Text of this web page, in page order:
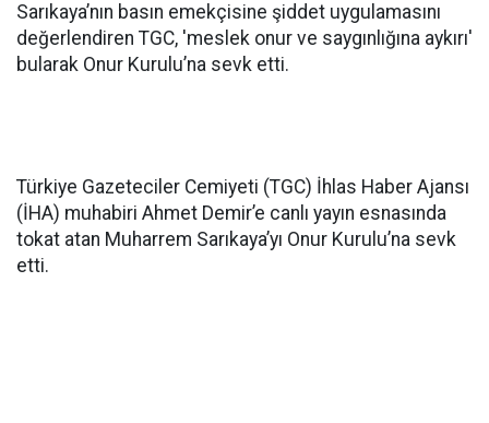
Sarıkaya’nın basın emekçisine şiddet uygulamasını
değerlendiren TGC, 'meslek onur ve saygınlığına aykırı'
bularak Onur Kurulu’na sevk etti.
Türkiye Gazeteciler Cemiyeti (TGC) İhlas Haber Ajansı
(İHA) muhabiri Ahmet Demir’e canlı yayın esnasında
tokat atan Muharrem Sarıkaya’yı Onur Kurulu’na sevk
etti.